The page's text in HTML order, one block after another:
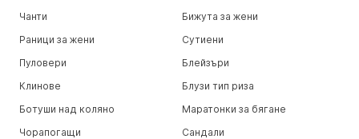
Чанти
Бижута за жени
Раници за жени
Сутиени
Пуловери
Блейзъри
Клинове
Блузи тип риза
Ботуши над коляно
Маратонки за бягане
Чорапогащи
Сандали